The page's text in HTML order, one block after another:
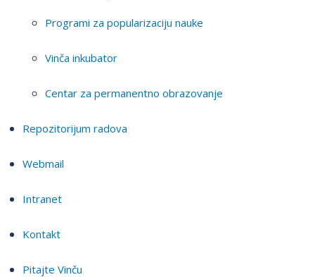
Programi za popularizaciju nauke
Vinča inkubator
Centar za permanentno obrazovanje
Repozitorijum radova
Webmail
Intranet
Kontakt
Pitajte Vinču